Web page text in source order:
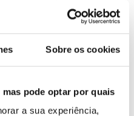
Sobre os cookies
pode optar por quais
a sua experiência,
operador um local de